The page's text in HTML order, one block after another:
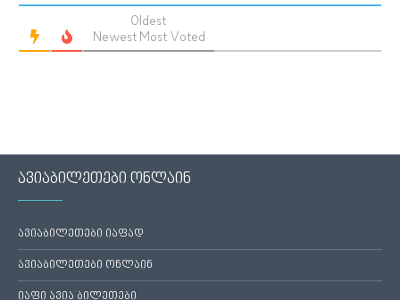
Oldest
Newest Most Voted
ავიაბილეთები ონლაინ
ავიაბილეთები იაფად
ავიაბილეთები ონლაინ
იაფი ავია ბილეთები